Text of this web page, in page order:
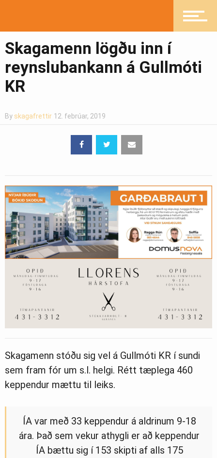
Pistlar
Greinasafn
Skagamenn lögðu inn í
reynslubankann á Gullmóti
KR
By skagafrettir 12. febrúar, 2019
Skagamenn stóðu sig vel á Gullmóti KR í sundi
sem fram fór um s.l. helgi. Rétt tæplega 460
keppendur mættu til leiks.
ÍA var með 33 keppendur á aldrinum 9-18
ára. Það sem vekur athygli er að keppendur
ÍA bættu sig í 153 skipti af alls 175